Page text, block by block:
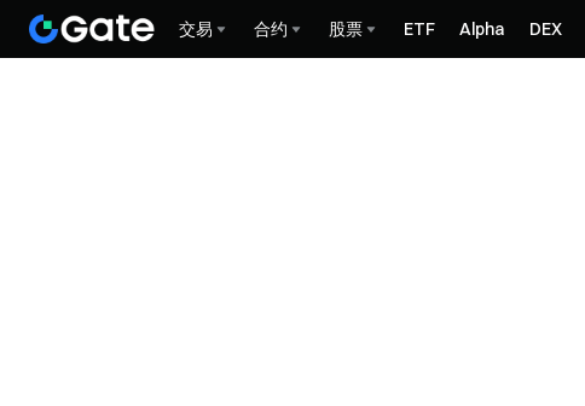
交易 合约 股票 ETF Alpha DEX